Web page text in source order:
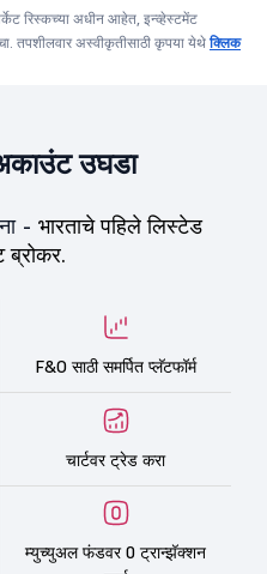
रिस्कच्या अधीन आहेत, इन्व्हेस्टमेंट
तपशीलवार अस्वीकृतीसाठी कृपया येथेक्लिक
उघडा
- भारताचे पहिले लिस्टेड
ब्रोकर.
F&O साठी समर्पित प्लॅटफॉर्म
चार्टवर ट्रेड करा
म्युच्युअल फंडवर 0 ट्रान्झॅक्शन